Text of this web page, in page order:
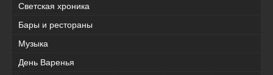
Светская хроника
Бары и рестораны
Музыка
День Варенья